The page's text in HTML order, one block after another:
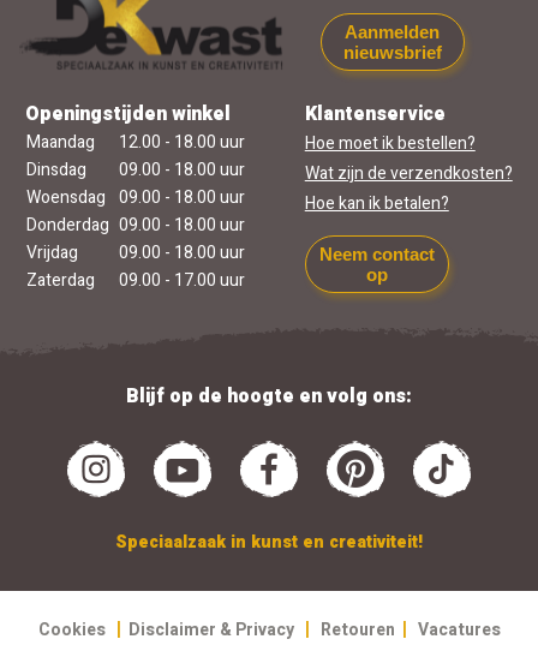
Aanmelden
nieuwsbrief
Openingstijden winkel
Maandag
12.00 - 18.00 uur
Dinsdag
09.00 - 18.00 uur
Woensdag 09.00 - 18.00 uur
Donderdag 09.00 - 18.00 uur
Vrijdag
09.00 - 18.00 uur
Zaterdag
09.00 - 17.00 uur
Klantenservice
Hoe moet ik bestellen?
Wat zijn de verzendkosten?
Hoe kan ik betalen?
Neem contact
op
Blijf op de hoogte en volg ons:
Speciaalzaak in kunst en creativiteit!
Cookies | Disclaimer & Privacy | Retouren | Vacatures